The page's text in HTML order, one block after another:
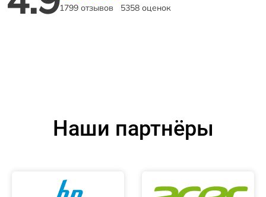
1799 отзывов 5358 оценок
Наши партнёры